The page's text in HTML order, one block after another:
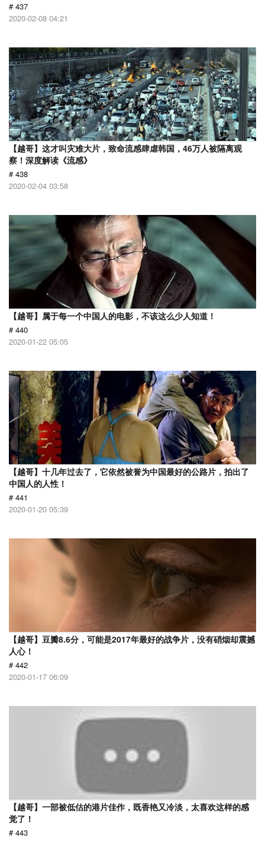
# 437
2020-02-08 04:21
【越哥】这才叫灾难大片，致命流感肆虐韩国，46万人被隔离观
察！深度解读《流感》
# 438
2020-02-04 03:58
【越哥】属于每一个中国人的电影，不该这么少人知道！
# 440
2020-01-22 05:05
【越哥】十几年过去了，它依然被誉为中国最好的公路片，拍出了
中国人的人性！
# 441
2020-01-20 05:39
【越哥】豆瓣8.6分，可能是2017年最好的战争片，没有硝烟却震撼
人心！
# 442
2020-01-17 06:09
【越哥】一部被低估的港片佳作，既香艳又冷淡，太喜欢这样的感
觉了！
# 443